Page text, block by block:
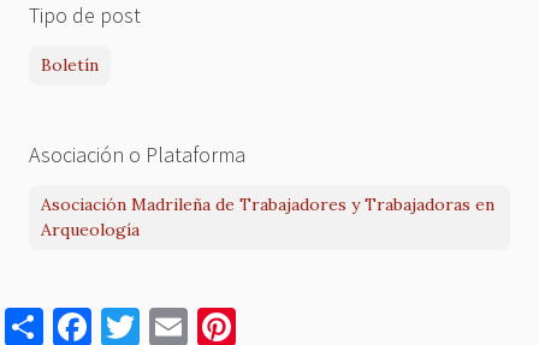
Tipo de post
Boletín
Asociación o Plataforma
Asociación Madrileña de Trabajadores y Trabajadoras en
Arqueología
S F T E